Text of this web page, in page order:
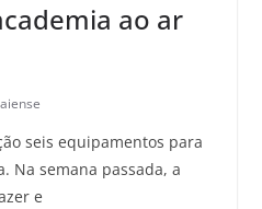
ao ar
seis equipamentos para
Na semana passada, a
e